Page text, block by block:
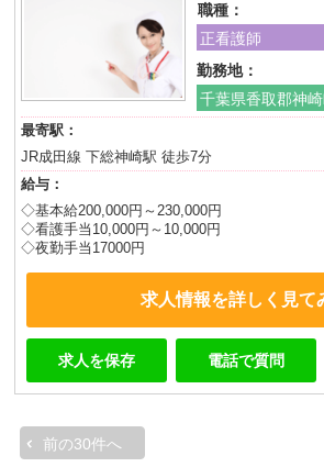
職種：
正看護師
勤務地：
千葉県香取郡神
最寄駅：
JR成田線 下総神崎駅 徒歩7分
給与：
◇基本給200,000円～230,000円
◇看護手当10,000円～10,000円
◇夜勤手当17000円
求人情報を詳しく見て
求人を保存 電話で質問
前の30件へ